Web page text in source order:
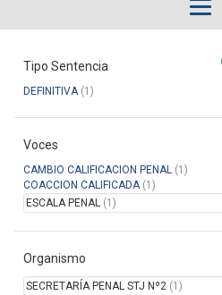
Sumarios del STJ
Manual del Usuario
Tipo Sentencia
DEFINITIVA(1)
Voces
CAMBIO CALIFICACION PENAL (1)
COACCION CALIFICADA(1)
ESCALA PENAL (1)
Organismo
SECRETARÍA PENAL STJ Nº2 (1)